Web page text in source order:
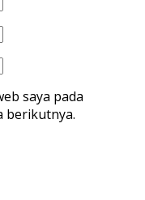
saya pada
berikutnya.